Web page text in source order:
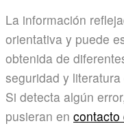
La información
orientativa y puede
obtenida de
seguridad y
Si detecta algún
pusieran en contacto